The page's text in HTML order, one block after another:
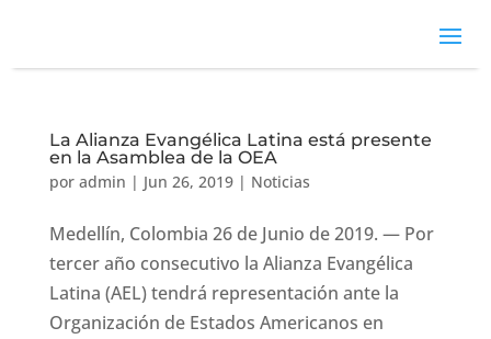
La Alianza Evangélica Latina está presente
en la Asamblea de la OEA
por admin | Jun 26, 2019| Noticias
Medellín, Colombia 26 de Junio de 2019. — Por
tercer año consecutivo la Alianza Evangélica
Latina (AEL) tendrá representación ante la
Organización de Estados Americanos en